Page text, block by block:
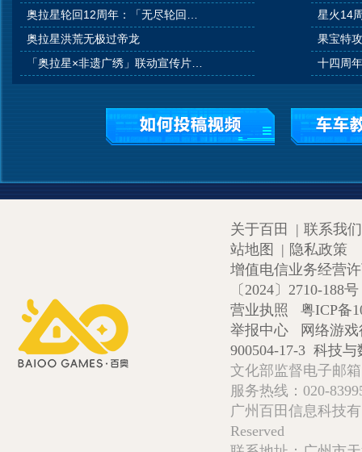
奥拉星洪荒无极过帝龙
星火14
果宝特
十四周
关于百田 | 联系我们
站地图
| 隐私政策
增值电信业务经营
〔2024〕2710-188号
营业执照
粤ICP备
举报中心
网络游
900504-17-3 科技与
文化部监督电子邮
服务热线：020-
广州百田信息科技
Reserved